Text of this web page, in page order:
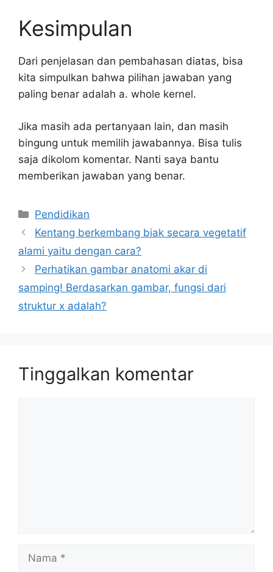
Kesimpulan
Dari penjelasan dan pembahasan diatas, bisa
kita simpulkan bahwa pilihan jawaban yang
paling benar adalah a. whole kernel.
Jika masih ada pertanyaan lain, dan masih
bingung untuk memilih jawabannya. Bisa tulis
saja dikolom komentar. Nanti saya bantu
memberikan jawaban yang benar.
Kategori
Pendidikan
Kentang berkembang biak secara vegetatif
alami yaitu dengan cara?
Perhatikan gambar anatomi akar di
samping! Berdasarkan gambar, fungsi dari
struktur x adalah?
Tinggalkan komentar